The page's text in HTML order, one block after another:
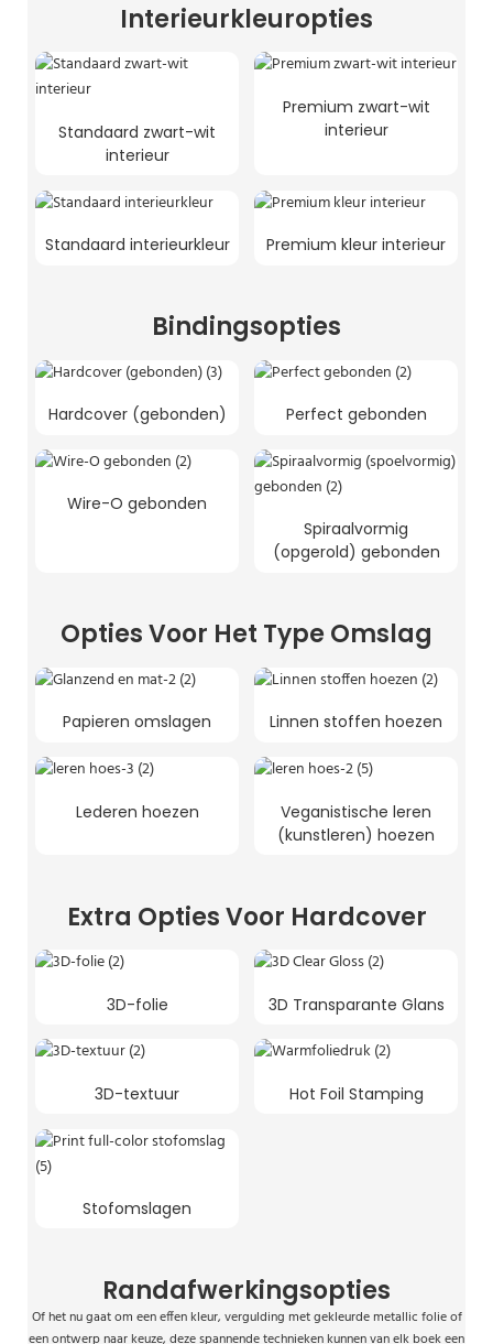
Interieurkleuropties
Standaard zwart-wit
interieur
Premium zwart-wit
interieur
Standaard interieurkleur Premium kleur interieur
Bindingsopties
Hardcover (gebonden) Perfect gebonden
Wire-O gebonden
Spiraalvormig
(opgerold) gebonden
Opties Voor Het Type Omslag
Papieren omslagen Linnen stoffen hoezen
Lederen hoezen
Veganistische leren
(kunstleren) hoezen
Extra Opties Voor Hardcover
3D-folie 3D Transparante Glans
3D-textuur Hot Foil Stamping
Stofomslagen
Randafwerkingsopties
Of het nu gaat om een ​​effen kleur, vergulding met gekleurde metallic folie of
een ontwerp naar keuze, deze spannende technieken kunnen van elk boek een